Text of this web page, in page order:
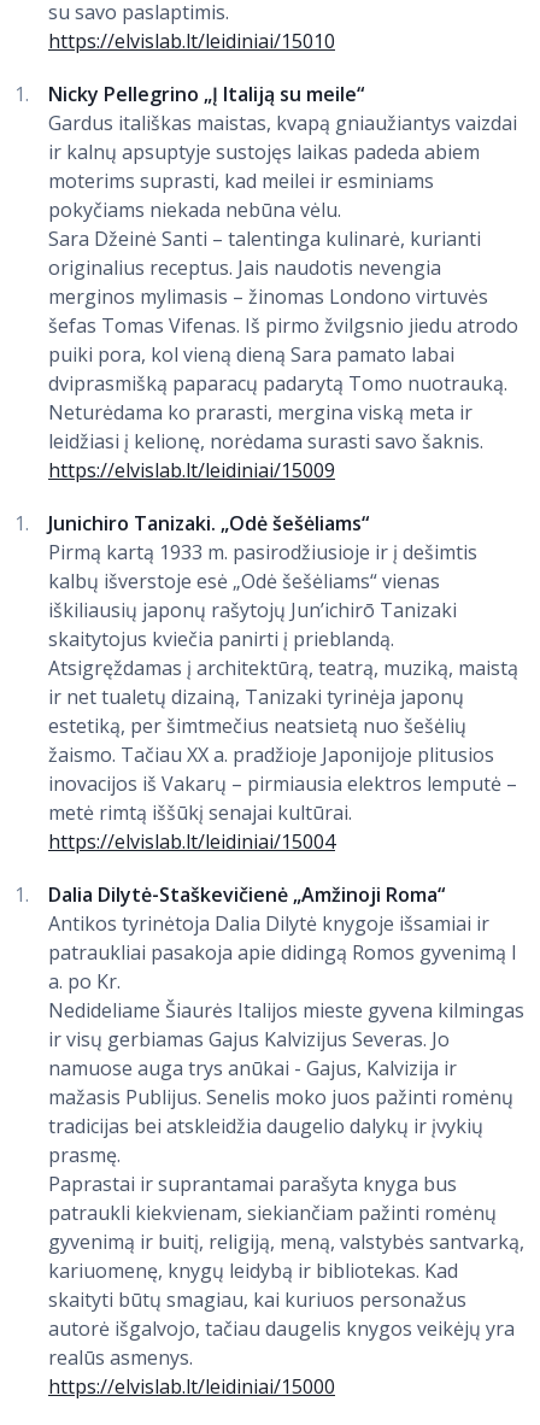
su savo paslaptimis.
https://elvislab.lt/leidiniai/15010
Nicky Pellegrino „Į Italiją su meile“
Gardus itališkas maistas, kvapą gniaužiantys vaizdai
ir kalnų apsuptyje sustojęs laikas padeda abiem
moterims suprasti, kad meilei ir esminiams
pokyčiams niekada nebūna vėlu.
Sara Džeinė Santi – talentinga kulinarė, kurianti
originalius receptus. Jais naudotis nevengia
merginos mylimasis – žinomas Londono virtuvės
šefas Tomas Vifenas. Iš pirmo žvilgsnio jiedu atrodo
puiki pora, kol vieną dieną Sara pamato labai
dviprasmišką paparacų padarytą Tomo nuotrauką.
Neturėdama ko prarasti, mergina viską meta ir
leidžiasi į kelionę, norėdama surasti savo šaknis.
https://elvislab.lt/leidiniai/15009
Junichiro Tanizaki. „Odė šešėliams“
Pirmą kartą 1933 m. pasirodžiusioje ir į dešimtis
kalbų išverstoje esė „Odė šešėliams“ vienas
iškiliausių japonų rašytojų Jun’ichirō Tanizaki
skaitytojus kviečia panirti į prieblandą.
Atsigręždamas į architektūrą, teatrą, muziką, maistą
ir net tualetų dizainą, Tanizaki tyrinėja japonų
estetiką, per šimtmečius neatsietą nuo šešėlių
žaismo. Tačiau XX a. pradžioje Japonijoje plitusios
inovacijos iš Vakarų – pirmiausia elektros lemputė –
metė rimtą iššūkį senajai kultūrai.
https://elvislab.lt/leidiniai/15004
Dalia Dilytė-Staškevičienė „Amžinoji Roma“
Antikos tyrinėtoja Dalia Dilytė knygoje išsamiai ir
patraukliai pasakoja apie didingą Romos gyvenimą I
a. po Kr.
Nedideliame Šiaurės Italijos mieste gyvena kilmingas
ir visų gerbiamas Gajus Kalvizijus Severas. Jo
namuose auga trys anūkai - Gajus, Kalvizija ir
mažasis Publijus. Senelis moko juos pažinti romėnų
tradicijas bei atskleidžia daugelio dalykų ir įvykių
prasmę.
Paprastai ir suprantamai parašyta knyga bus
patraukli kiekvienam, siekiančiam pažinti romėnų
gyvenimą ir buitį, religiją, meną, valstybės santvarką,
kariuomenę, knygų leidybą ir bibliotekas. Kad
skaityti būtų smagiau, kai kuriuos personažus
autorė išgalvojo, tačiau daugelis knygos veikėjų yra
realūs asmenys.
https://elvislab.lt/leidiniai/15000